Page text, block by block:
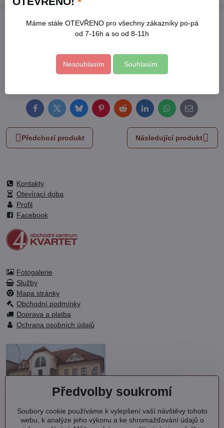
8863100
FacebookTwitterBlueskyPinterestRedditLinkedInWhatsApp
E-
mail
Předchozí produkt Následující produkt
Kontakty
Otevírací doba
Profil
Facebook
Fotogalerie
Služby
Mapa stránky
Obchodní podmínky
Doprava a platba
Ochrana osobních údajů
OC KVARTET s.r.o.
Debřská 1000
Předvolby soukromí
Soubory cookie používáme k vylepšení vaší návštěvy tohoto
webu, k analýze jeho výkonu a ke shromažďování údajů o
Máme stále OTEVŘENO pro všechny zákazníky po-pá
od 7-16h a so od 8-11h
Nesouhlasím Souhlasím